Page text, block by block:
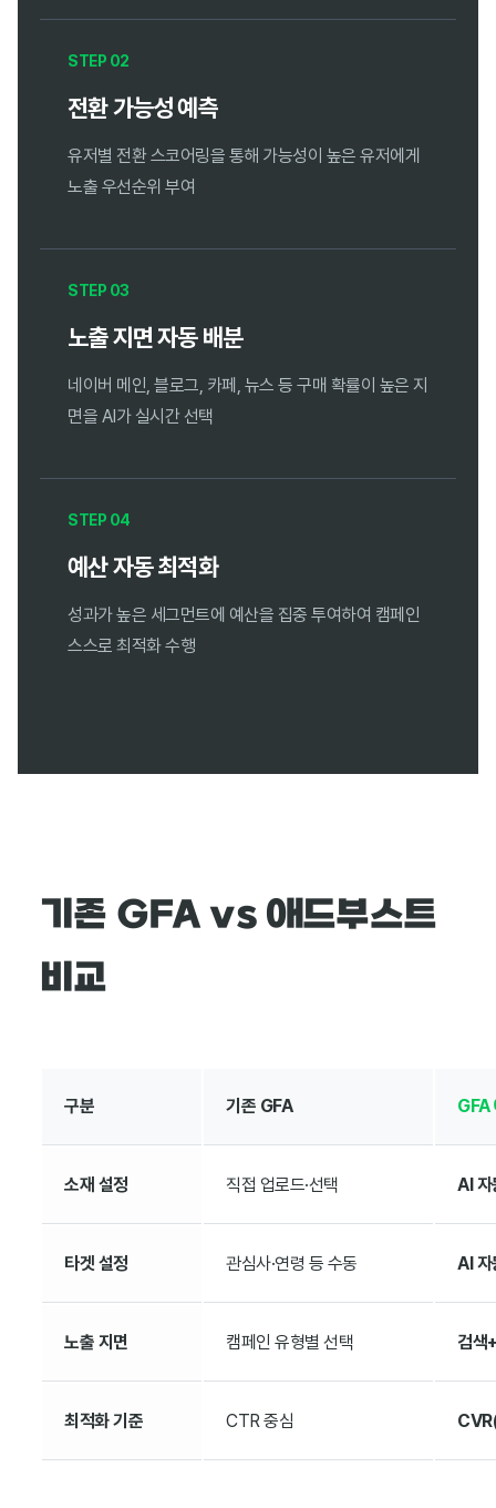
STEP 02
전환 가능성 예측
유저별 전환 스코어링을 통해 가능성이 높은 유저에게
노출 우선순위 부여
STEP 03
노출 지면 자동 배분
네이버 메인, 블로그, 카페, 뉴스 등 구매 확률이 높은 지
면을 AI가 실시간 선택
STEP 04
예산 자동 최적화
성과가 높은 세그먼트에 예산을 집중 투여하여 캠페인
스스로 최적화 수행
기존 GFA vs 애드부스트
비교
구분 기존 GFA GFA
소재 설정 직접 업로드·선택 AI 자
타겟 설정 관심사·연령 등 수동 AI 자
노출 지면 캠페인 유형별 선택 검색
최적화 기준 CTR 중심